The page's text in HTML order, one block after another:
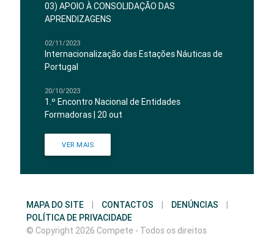
03) APOIO À CONSOLIDAÇÃO DAS
APRENDIZAGENS
02/11/2023
Internacionalização das Estações Náuticas de
Portugal
20/10/2023
1.º Encontro Nacional de Entidades
Formadoras | 20 out
VER MAIS
MAPA DO SITE | CONTACTOS | DENÚNCIAS
|
POLÍTICA DE PRIVACIDADE
© Copyright 2026 Compete - Todos os direitos